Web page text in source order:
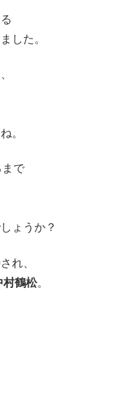
した。
。
で
ょうか？
れ、
村鶴松。